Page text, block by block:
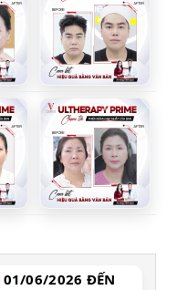
01/06/2026 ĐẾN